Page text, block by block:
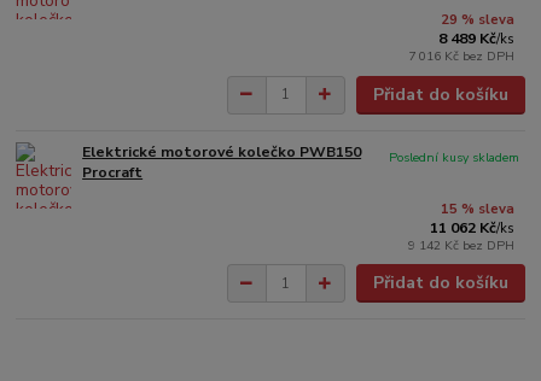
29 % sleva
8 489 Kč/ks
7 016 Kč bez DPH
Přidat do košíku
Elektrické motorové kolečko PWB150
Procraft
15 % sleva
11 062 Kč/ks
9 142 Kč bez DPH
Poslední kusy skladem
Přidat do košíku